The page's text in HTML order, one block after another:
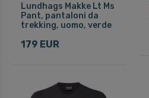
Lundhags Makke Lt Ms
Pant, pantaloni da
trekking, uomo, verde
179 EUR